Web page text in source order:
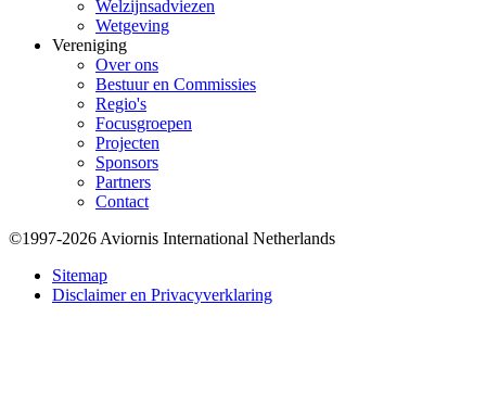
Welzijnsadviezen
Wetgeving
Vereniging
Over ons
Bestuur en Commissies
Regio's
Focusgroepen
Projecten
Sponsors
Partners
Contact
Bottom
©1997-2026 Aviornis International Netherlands
Sitemap
Disclaimer en Privacyverklaring